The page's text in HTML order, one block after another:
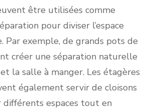
être utilisées comme
pour diviser l’espace
Par exemple, de grands pots de
créer une séparation naturelle
la salle à manger. Les étagères
également servir de cloisons
espaces tout en